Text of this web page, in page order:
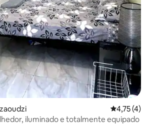
4,75 de
4,75 (4)
iluminado e totalmente equipado